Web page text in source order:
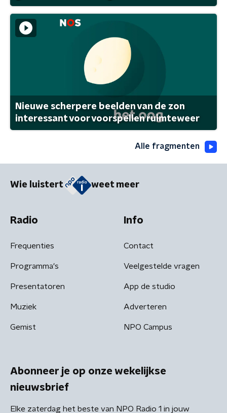
Nieuwe scherpere beelden van de zon
interessant voor voorspellen ruimteweer
Alle fragmenten
Wie luistert weet meer
Radio
Frequenties
Programma's
Presentatoren
Muziek
Gemist
Info
Contact
Veelgestelde vragen
App de studio
Adverteren
NPO Campus
Abonneer je op onze wekelijkse
nieuwsbrief
Elke zaterdag het beste van NPO Radio 1 in jouw